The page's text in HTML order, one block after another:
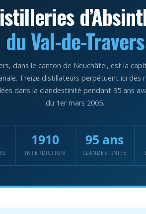
du Val-de-Travers
dans le canton de Neuchâtel, est la
Treize distillateurs perpétuent ici des
dans la clandestinité pendant 95 ans
du 1er mars 2005.
1910
INTERDICTION
95 ans
CLANDESTINITÉ